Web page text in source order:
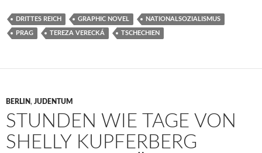
DRITTES REICH GRAPHIC NOVEL NATIONALSOZIALISMUS
PRAG TEREZA VERECKÁ TSCHECHIEN
BERLIN, JUDENTUM
STUNDEN WIE TAGE VON
SHELLY KUPFERBERG